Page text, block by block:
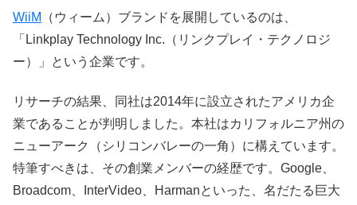
WiiM
（ウィーム）ブランドを展開しているのは、
「Linkplay Technology Inc.（リンクプレイ・テクノロジ
ー）」という企業です。
リサーチの結果、同社は2014年に設立されたアメリカ企
業であることが判明しました。本社はカリフォルニア州の
ニューアーク（シリコンバレーの一角）に構えています。
特筆すべきは、その創業メンバーの経歴です。Google、
Broadcom、InterVideo、Harmanといった、名だたる巨大